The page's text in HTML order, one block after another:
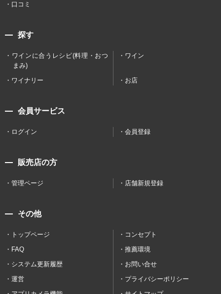
口コミ
探す
ワインに合うレシピ(料理・おつ
まみ)
ワイン
ワイナリー お店
会員サービス
ログイン 会員登録
販売店の方
管理ページ 店舗新規登録
その他
トップページ
コンセプト
FAQ
推薦環境
システム更新履歴
お問い合せ
運営
プライバシーポリシー